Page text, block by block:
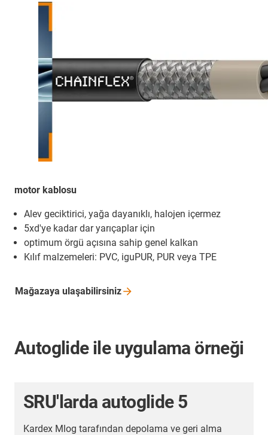
motor kablosu
Alev geciktirici, yağa dayanıklı, halojen içermez
5xd'ye kadar dar yarıçaplar için
optimum örgü açısına sahip genel kalkan
Kılıf malzemeleri: PVC, iguPUR, PUR veya TPE
Mağazaya ulaşabilirsiniz
Autoglide ile uygulama örneği
SRU'larda autoglide 5
Kardex Mlog tarafından depolama ve geri alma